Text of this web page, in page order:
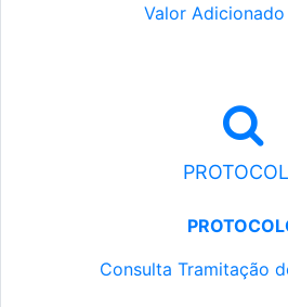
Valor Adicionado
Consulta Tramitação